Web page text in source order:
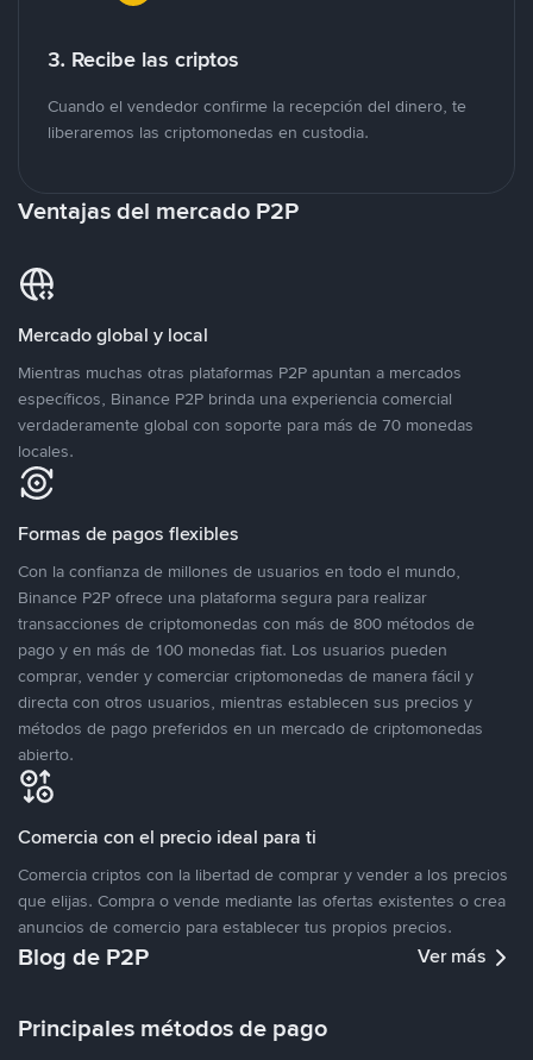
3. Recibe las criptos
Cuando el vendedor confirme la recepción del dinero, te
liberaremos las criptomonedas en custodia.
Ventajas del mercado P2P
Mercado global y local
Mientras muchas otras plataformas P2P apuntan a mercados
específicos, Binance P2P brinda una experiencia comercial
verdaderamente global con soporte para más de 70 monedas
locales.
Formas de pagos flexibles
Con la confianza de millones de usuarios en todo el mundo,
Binance P2P ofrece una plataforma segura para realizar
transacciones de criptomonedas con más de 800 métodos de
pago y en más de 100 monedas fiat. Los usuarios pueden
comprar, vender y comerciar criptomonedas de manera fácil y
directa con otros usuarios, mientras establecen sus precios y
métodos de pago preferidos en un mercado de criptomonedas
abierto.
Comercia con el precio ideal para ti
Comercia criptos con la libertad de comprar y vender a los precios
que elijas. Compra o vende mediante las ofertas existentes o crea
anuncios de comercio para establecer tus propios precios.
Blog de P2P Ver más
Principales métodos de pago